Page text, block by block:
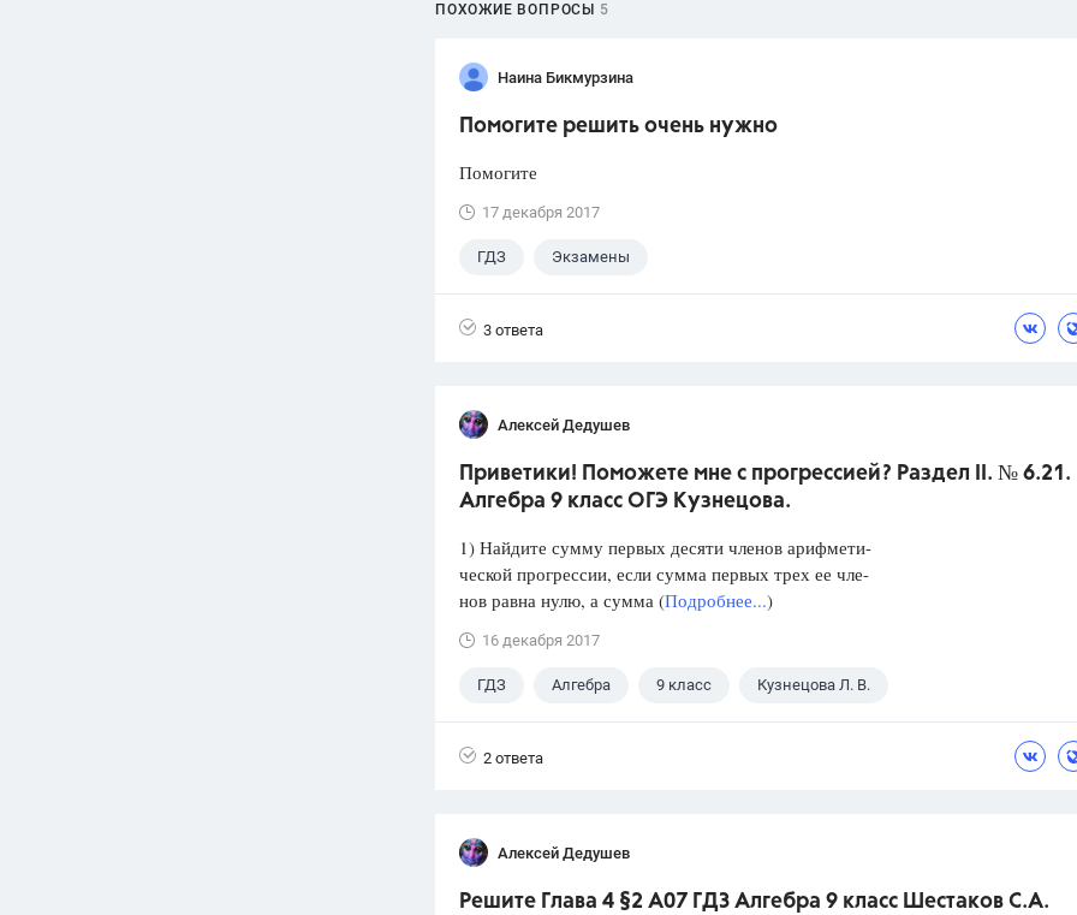
ПОХОЖИЕ ВОПРОСЫ 5
Наина Бикмурзина
Помогите решить очень нужно
Помогите
17 декабря 2017
ГДЗ Экзамены
3 ответа
Алексей Дедушев
Приветики! Поможете мне с прогрессией? Раздел II. № 6.21.
Алгебра 9 класс ОГЭ Кузнецова.
1) Найдите сумму первых десяти членов арифмети-
ческой прогрессии, если сумма первых трех ее чле-
нов равна нулю, а сумма (Подробнее...)
16 декабря 2017
ГДЗ Алгебра 9 класс Кузнецова Л. В.
2 ответа
Алексей Дедушев
Решите Глава 4 §2 А07 ГДЗ Алгебра 9 класс Шестаков С.А.